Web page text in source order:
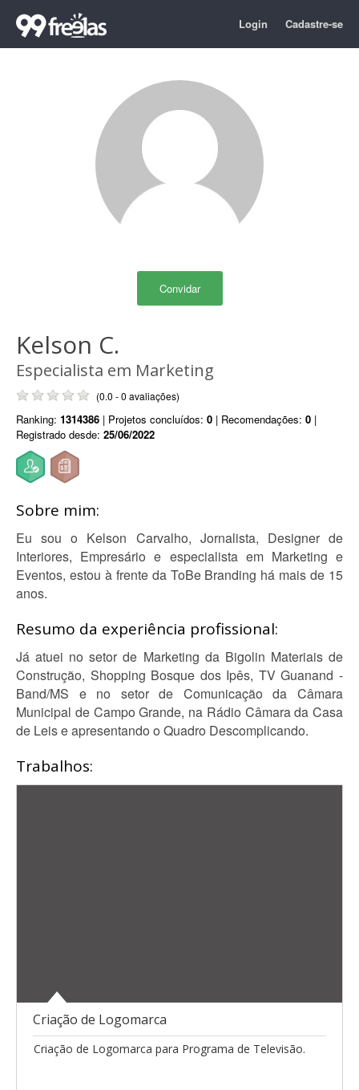
Login Cadastre-se
Convidar
Kelson C.
Especialista em Marketing
(0.0 - 0 avaliações)
Ranking: 1314386 | Projetos concluídos: 0 | Recomendações: 0 |
Registrado desde: 25/06/2022
Sobre mim:
Eu sou o Kelson Carvalho, Jornalista, Designer de
Interiores, Empresário e especialista em Marketing e
Eventos, estou à frente da ToBe Branding há mais de 15
anos.
Resumo da experiência profissional:
Já atuei no setor de Marketing da Bigolin Materiais de
Construção, Shopping Bosque dos Ipês, TV Guanand -
Band/MS e no setor de Comunicação da Câmara
Municipal de Campo Grande, na Rádio Câmara da Casa
de Leis e apresentando o Quadro Descomplicando.
Trabalhos:
Criação de Logomarca
Criação de Logomarca para Programa de Televisão.